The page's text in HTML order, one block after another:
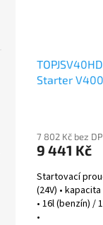
Starter
7 802 Kč bez
9 441 Kč
Startovací
(24V) •
• 16l (benzín) /
•